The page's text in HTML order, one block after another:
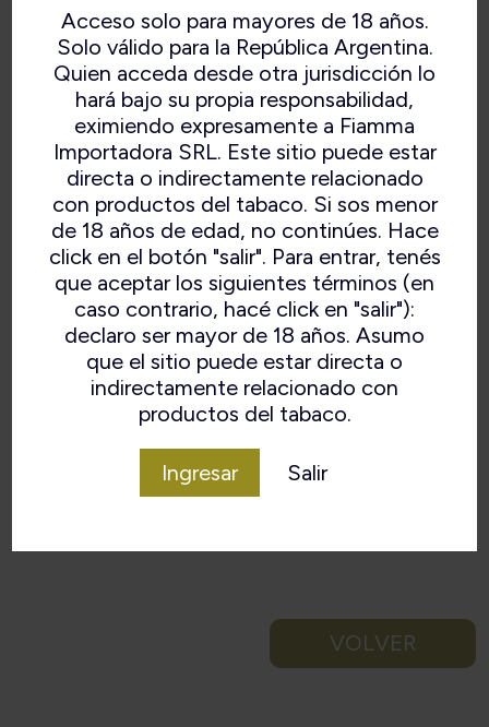
Acceso solo para mayores de 18 años.
Solo válido para la República Argentina.
Quien acceda desde otra jurisdicción lo
hará bajo su propia responsabilidad,
eximiendo expresamente a Fiamma
Importadora SRL. Este sitio puede estar
directa o indirectamente relacionado
con productos del tabaco. Si sos menor
de 18 años de edad, no continúes. Hace
click en el botón "salir". Para entrar, tenés
que aceptar los siguientes términos (en
caso contrario, hacé click en "salir"):
declaro ser mayor de 18 años. Asumo
que el sitio puede estar directa o
indirectamente relacionado con
productos del tabaco.
Ingresar Salir
CHACOM IDEAL SABLEE (F4)
VOLVER